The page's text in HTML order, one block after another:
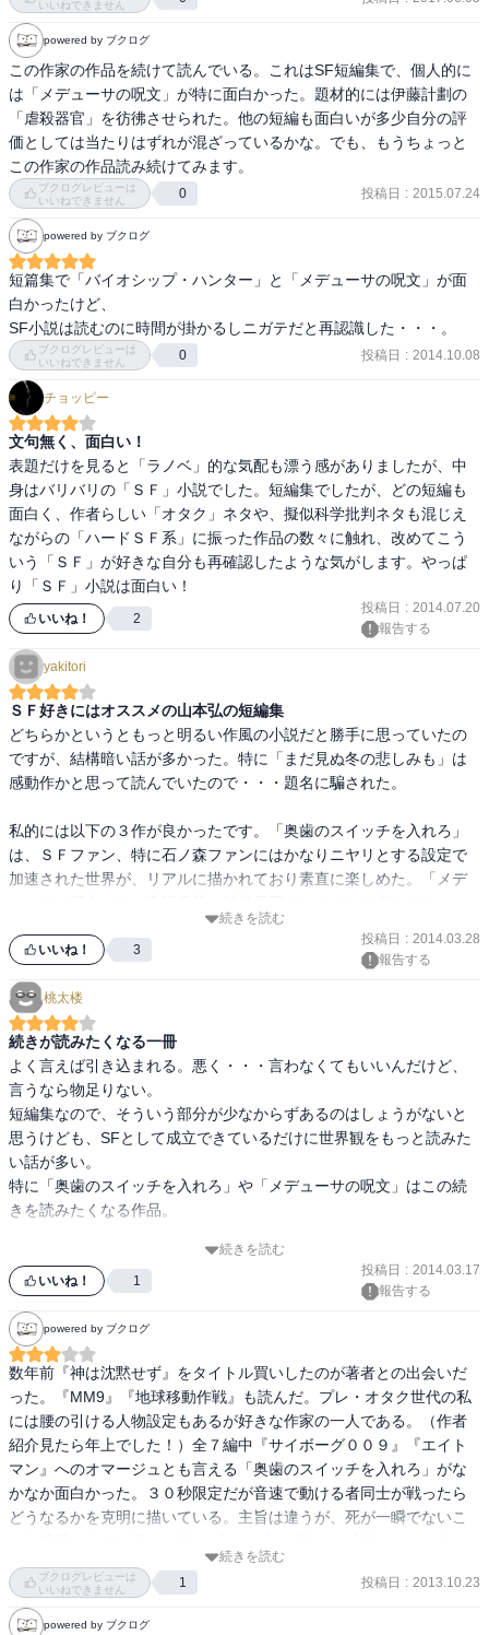
「天然無能」がスラング化して「テンムー」になるセンスも合わな
い感じ。
でもそれでも読んでしまうSFとしての面白さがあるんです…。
アンビバレンス。
「バイオシップ・ハンター」
「メデューサの呪文」
「まだ見ぬ冬の悲しみも」
「七パーセントのテンムー」
「闇からの衝動」
いいねできません
powered by ブクログ
この作家の作品を続けて読んでいる。これはSF短編集で、個人的に
は「メデューサの呪文」が特に面白かった。題材的には伊藤計劃の
「虐殺器官」を彷彿させられた。他の短編も面白いが多少自分の評
価としては当たりはずれが混ざっているかな。でも、もうちょっと
この作家の作品読み続けてみます。
ブクログレビューは
いいねできません
0 投稿日 : 2015.07.24
powered by ブクログ
短篇集で「バイオシップ・ハンター」と「メデューサの呪文」が面
白かったけど、
SF小説は読むのに時間が掛かるしニガテだと再認識した・・・。
ブクログレビューは
いいねできません
0 投稿日 : 2014.10.08
チョッピー
文句無く、面白い！
表題だけを見ると「ラノベ」的な気配も漂う感がありましたが、中
身はバリバリの「ＳＦ」小説でした。短編集でしたが、どの短編も
面白く、作者らしい「オタク」ネタや、擬似科学批判ネタも混じえ
ながらの「ハードＳＦ系」に振った作品の数々に触れ、改めてこう
いう「ＳＦ」が好きな自分も再確認したような気がします。やっぱ
り「ＳＦ」小説は面白い！
いいね！ 2
投稿日 : 2014.07.20
報告する
yakitori
ＳＦ好きにはオススメの山本弘の短編集
どちらかというともっと明るい作風の小説だと勝手に思っていたの
ですが、結構暗い話が多かった。特に「まだ見ぬ冬の悲しみも」は
感動作かと思って読んでいたので・・・題名に騙された。
私的には以下の３作が良かったです。「奥歯のスイッチを入れろ」
は、ＳＦファン、特に石ノ森ファンにはかなりニヤリとする設定で
加速された世界が、リアルに描かれており素直に楽しめた。「メデ
が）、「シュレディンガーのチョコパフェ」は、亜夢界という考え
が結構気に入りました。
だたどの作品もＳＦマニアには楽しめるアイデアが詰まっているの
でマニアの方はどうぞ。
続きを読む
いいね！ 3
投稿日 : 2014.03.28
報告する
桃太楼
続きが読みたくなる一冊
よく言えば引き込まれる。悪く・・・言わなくてもいいんだけど、
言うなら物足りない。
短編集なので、そういう部分が少なからずあるのはしょうがないと
思うけども、SFとして成立できているだけに世界観をもっと読みた
い話が多い。
特に「奥歯のスイッチを入れろ」や「メデューサの呪文」はこの続
きを読みたくなる作品。
表題作の「シュレディンガーのチョコパフェ」は、とてもSFらしい
作品。SFを構成するためには新しいギミック(仕掛け)を考えるとい
う基本に則った、読んでいて頭が混乱してくる(褒め言葉)話。登場人
物のセリフや名前に注意して3回読むことをお勧めします。
あと、ところどころに作者の不満が隠れた悪口で書かれているの
で、それを見つけてニヤリとできるかどうかがSFファンの境界かな
ぁとも思う。
続きを読む
いいね！ 1
投稿日 : 2014.03.17
報告する
powered by ブクログ
数年前『神は沈黙せず』をタイトル買いしたのが著者との出会いだ
った。『MM9』『地球移動作戦』も読んだ。プレ・オタク世代の私
には腰の引ける人物設定もあるが好きな作家の一人である。（作者
紹介見たら年上でした！）全７編中『サイボーグ００９』『エイト
マン』へのオマージュとも言える「奥歯のスイッチを入れろ」がな
かなか面白かった。３０秒限定だが音速で動ける者同士が戦ったら
どうなるかを克明に描いている。主旨は違うが、死が一瞬でないこ
ク橋の一事件』を思い出した。続きを読む
ブクログレビューは
いいねできません
1 投稿日 : 2013.10.23
powered by ブクログ